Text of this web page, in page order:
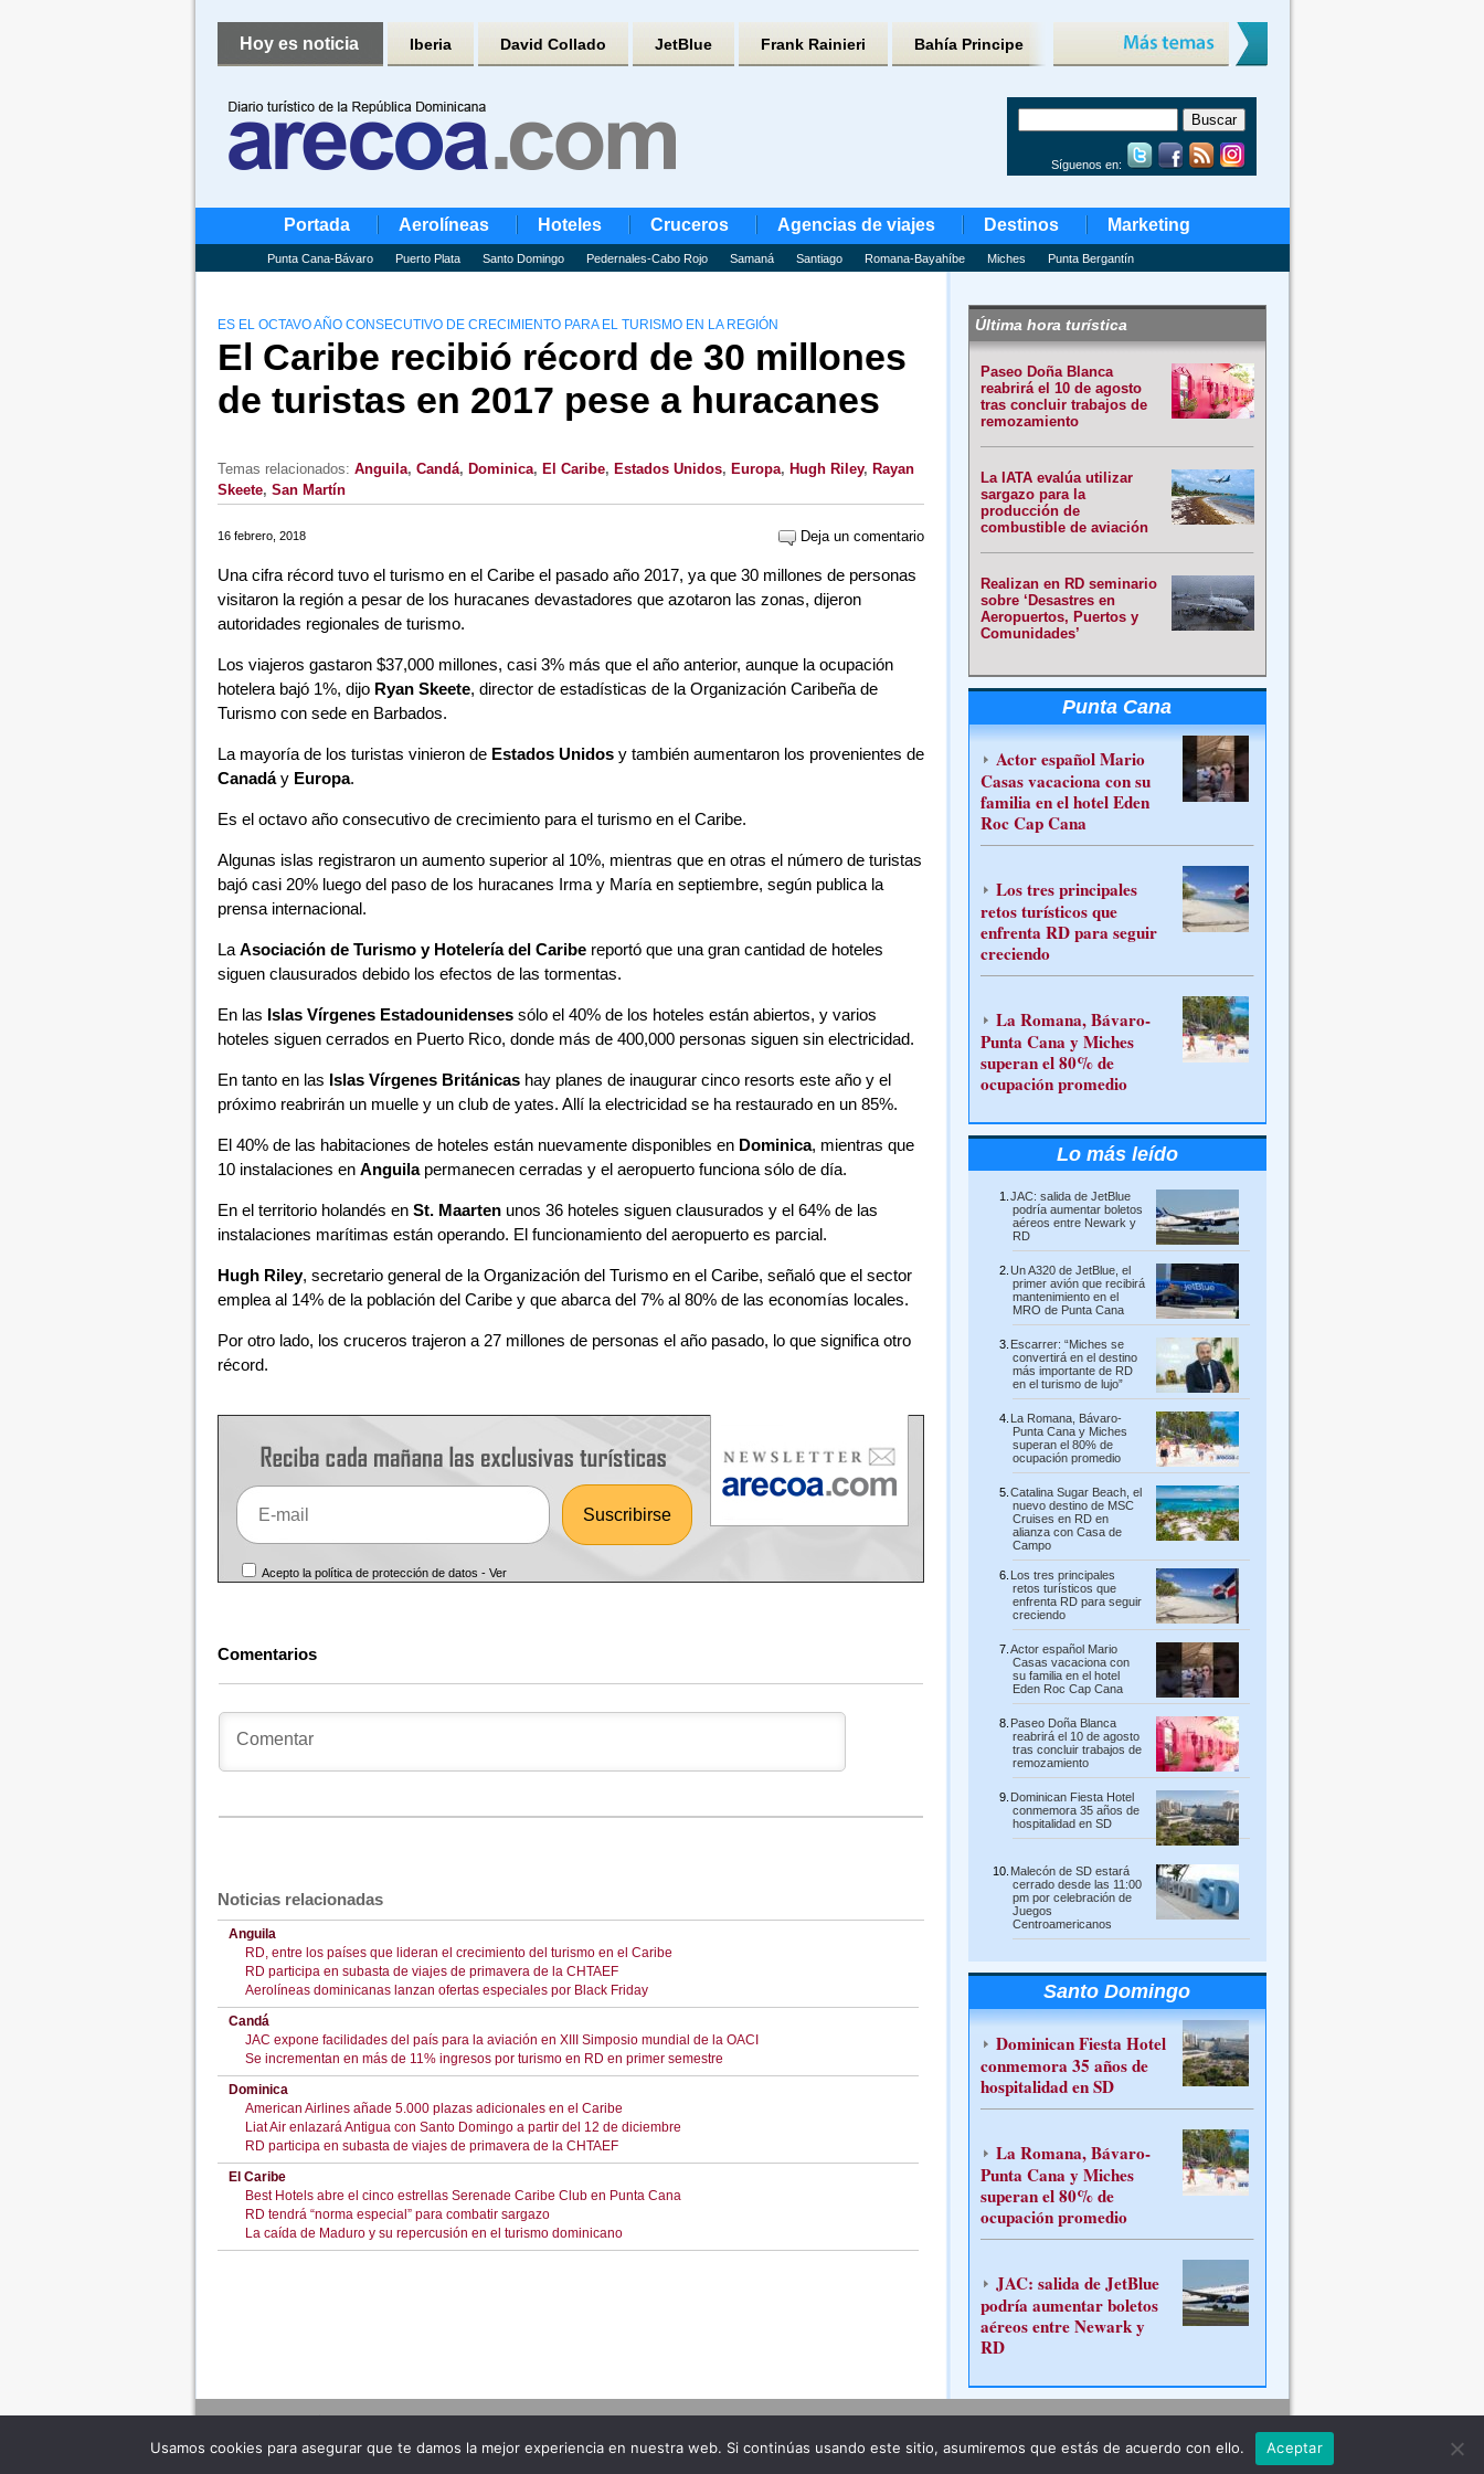
Hoy es noticia Iberia David Collado JetBlue Frank Rainieri Bahía Principe
Síguenos en:
Portada Aerolíneas Hoteles Cruceros Agencias de viajes Destinos Marketing
Punta Cana-Bávaro Puerto Plata Santo Domingo Pedernales-Cabo Rojo Samaná Santiago Romana-Bayahíbe Miches Punta Bergantín
ES EL OCTAVO AÑO CONSECUTIVO DE CRECIMIENTO PARA EL TURISMO EN LA REGIÓN
El Caribe recibió récord de 30 millones
de turistas en 2017 pese a huracanes
Temas relacionados: Anguila, Candá, Dominica, El Caribe, Estados Unidos, Europa, Hugh Riley, Rayan
Skeete, San Martín
16 febrero, 2018 Deja un comentario
Una cifra récord tuvo el turismo en el Caribe el pasado año 2017, ya que 30 millones de personas
visitaron la región a pesar de los huracanes devastadores que azotaron las zonas, dijeron
autoridades regionales de turismo.
Los viajeros gastaron $37,000 millones, casi 3% más que el año anterior, aunque la ocupación
hotelera bajó 1%, dijo Ryan Skeete, director de estadísticas de la Organización Caribeña de
Turismo con sede en Barbados.
La mayoría de los turistas vinieron de Estados Unidosy también aumentaron los provenientes de
Canadáy Europa.
Es el octavo año consecutivo de crecimiento para el turismo en el Caribe.
Algunas islas registraron un aumento superior al 10%, mientras que en otras el número de turistas
bajó casi 20% luego del paso de los huracanes Irma y María en septiembre, según publica la
prensa internacional.
La Asociación de Turismo y Hotelería del Caribereportó que una gran cantidad de hoteles
siguen clausurados debido los efectos de las tormentas.
En las Islas Vírgenes Estadounidenses sólo el 40% de los hoteles están abiertos, y varios
hoteles siguen cerrados en Puerto Rico, donde más de 400,000 personas siguen sin electricidad.
En tanto en las Islas Vírgenes Británicashay planes de inaugurar cinco resorts este año y el
próximo reabrirán un muelle y un club de yates. Allí la electricidad se ha restaurado en un 85%.
El 40% de las habitaciones de hoteles están nuevamente disponibles en Dominica, mientras que
10 instalaciones en Anguilapermanecen cerradas y el aeropuerto funciona sólo de día.
En el territorio holandés en St. Maartenunos 36 hoteles siguen clausurados y el 64% de las
instalaciones marítimas están operando. El funcionamiento del aeropuerto es parcial.
Hugh Riley, secretario general de la Organización del Turismo en el Caribe, señaló que el sector
emplea al 14% de la población del Caribe y que abarca del 7% al 80% de las economías locales.
Por otro lado, los cruceros trajeron a 27 millones de personas el año pasado, lo que significa otro
récord.
Acepto la política de protección de datos -Ver
Comentarios
Noticias relacionadas
Anguila
RD, entre los países que lideran el crecimiento del turismo en el Caribe
RD participa en subasta de viajes de primavera de la CHTAEF
Aerolíneas dominicanas lanzan ofertas especiales por Black Friday
Candá
JAC expone facilidades del país para la aviación en XIII Simposio mundial de la OACI
Se incrementan en más de 11% ingresos por turismo en RD en primer semestre
Dominica
American Airlines añade 5.000 plazas adicionales en el Caribe
Liat Air enlazará Antigua con Santo Domingo a partir del 12 de diciembre
RD participa en subasta de viajes de primavera de la CHTAEF
El Caribe
Best Hotels abre el cinco estrellas Serenade Caribe Club en Punta Cana
RD tendrá “norma especial” para combatir sargazo
La caída de Maduro y su repercusión en el turismo dominicano
Última hora turística
Paseo Doña Blanca
reabrirá el 10 de agosto
tras concluir trabajos de
remozamiento
La IATA evalúa utilizar
sargazo para la
producción de
combustible de aviación
Realizan en RD seminario
sobre ‘Desastres en
Aeropuertos, Puertos y
Comunidades’
Punta Cana
Actor español Mario
Casas vacaciona con su
familia en el hotel Eden
Roc Cap Cana
Los tres principales
retos turísticos que
enfrenta RD para seguir
creciendo
La Romana, Bávaro-
Punta Cana y Miches
superan el 80% de
ocupación promedio
Lo más leído
JAC: salida de JetBlue
podría aumentar boletos
aéreos entre Newark y
RD
Un A320 de JetBlue, el
primer avión que recibirá
mantenimiento en el
MRO de Punta Cana
Escarrer: “Miches se
convertirá en el destino
más importante de RD
en el turismo de lujo”
La Romana, Bávaro-
Punta Cana y Miches
superan el 80% de
ocupación promedio
Catalina Sugar Beach, el
nuevo destino de MSC
Cruises en RD en
alianza con Casa de
Campo
Los tres principales
retos turísticos que
enfrenta RD para seguir
creciendo
Actor español Mario
Casas vacaciona con
su familia en el hotel
Eden Roc Cap Cana
Paseo Doña Blanca
reabrirá el 10 de agosto
tras concluir trabajos de
remozamiento
Dominican Fiesta Hotel
conmemora 35 años de
hospitalidad en SD
Malecón de SD estará
cerrado desde las 11:00
pm por celebración de
Juegos
Centroamericanos
Santo Domingo
Dominican Fiesta Hotel
conmemora 35 años de
hospitalidad en SD
La Romana, Bávaro-
Punta Cana y Miches
superan el 80% de
ocupación promedio
JAC: salida de JetBlue
podría aumentar boletos
aéreos entre Newark y
RD
Usamos cookies para asegurar que te damos la mejor experiencia en nuestra web. Si continúas usando este sitio, asumiremos que estás de acuerdo con ello. Aceptar